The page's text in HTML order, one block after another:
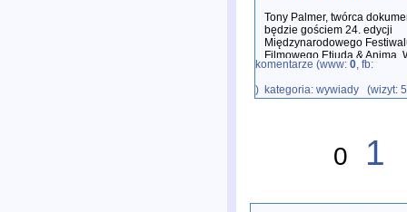
Tony Palmer, twórca
będzie gościem 24. edycji
Międzynarodowego
Filmowego Etiuda & Anima.
komentarze (www: 0, fb:
) kategoria: wywiady (wizyt:
0 1